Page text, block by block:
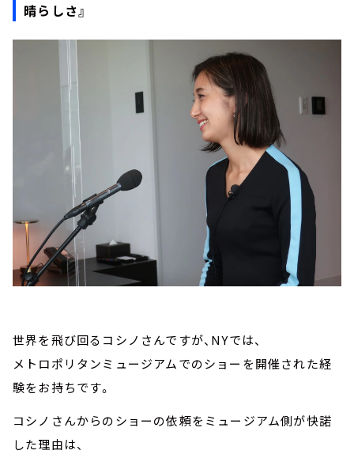
晴らしさ』
世界を飛び回るコシノさんですが、NYでは、
メトロポリタンミュージアムでのショーを開催された経
験をお持ちです。
コシノさんからのショーの依頼をミュージアム側が快諾
した理由は、